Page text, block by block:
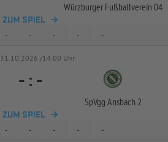
Würzburger Fußballverein 04
ZUM SPIEL
- - - - -
31.10.2026 /14:00 Uhr
- : -
SpVgg Ansbach 2
ZUM SPIEL
- - - - -